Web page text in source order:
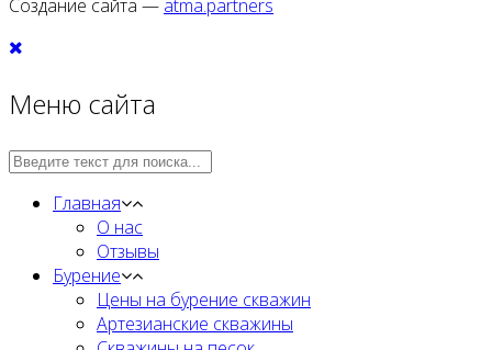
Создание сайта — atma.partners
Меню сайта
Главная
О нас
Отзывы
Бурение
Цены на бурение скважин
Артезианские скважины